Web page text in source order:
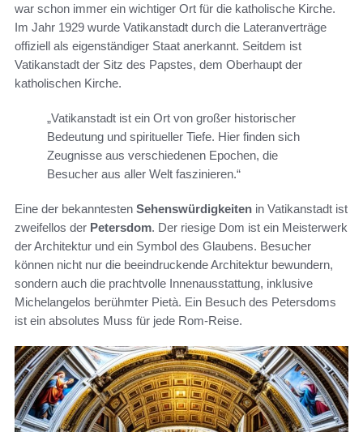
war schon immer ein wichtiger Ort für die katholische Kirche.
Im Jahr 1929 wurde Vatikanstadt durch die Lateranverträge
offiziell als eigenständiger Staat anerkannt. Seitdem ist
Vatikanstadt der Sitz des Papstes, dem Oberhaupt der
katholischen Kirche.
„Vatikanstadt ist ein Ort von großer historischer
Bedeutung und spiritueller Tiefe. Hier finden sich
Zeugnisse aus verschiedenen Epochen, die
Besucher aus aller Welt faszinieren.“
Eine der bekanntesten Sehenswürdigkeiten in Vatikanstadt ist
zweifellos der Petersdom. Der riesige Dom ist ein Meisterwerk
der Architektur und ein Symbol des Glaubens. Besucher
können nicht nur die beeindruckende Architektur bewundern,
sondern auch die prachtvolle Innenausstattung, inklusive
Michelangelos berühmter Pietà. Ein Besuch des Petersdoms
ist ein absolutes Muss für jede Rom-Reise.